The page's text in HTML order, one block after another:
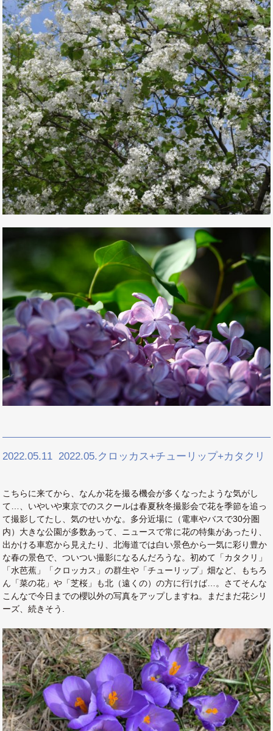
2022.05.11 2022.05.クロッカス+チューリップ+カタクリ
こちらに来てから、なんか花を撮る機会が多くなったような気がし
て…、いやいや東京でのスクールは春夏秋冬撮影会で花を季節を追っ
て撮影してたし、気のせいかな。多分近場に（電車やバスで30分圏
内）大きな公園が多数あって、ニュースで常に花の特集があったり、
出かける車窓から見えたり、北海道では白い景色から一気に彩り豊か
な春の景色で、ついつい撮影になるんだろうな。初めて「カタクリ」
「水芭蕉」「クロッカス」の群生や「チューリップ」畑など、もちろ
ん「菜の花」や「芝桜」も北（遠くの）の方に行けば…。さてそんな
こんなで今日までの櫻以外の写真をアップしますね。まだまだ花シリ
ーズ、続きそう.